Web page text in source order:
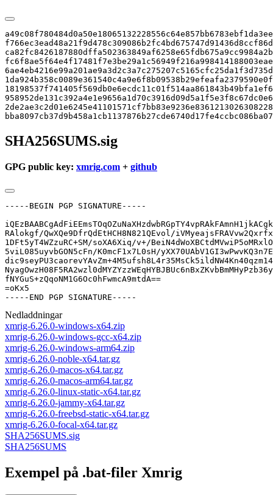
SHA256SUMS.sig
GPG public key: xmrig.com + github
-----BEGIN PGP SIGNATURE-----
RAlokgf/QwXQe9DfrQdEtHCH8N821QEvol/
1DFt5yT4WZzuRC+SM/soXA6Xiq/v+/
5viL085uyvbGON5cFn/K0mcF1x7L0sH/
fNYGuS+zQqoNM1G6Oc0hFwmcA9mtdA==
=oKx5
-----END PGP SIGNATURE-----
Nedladdningar
xmrig-6.26.0-windows-x64.zip
xmrig-6.26.0-windows-gcc-x64.zip
xmrig-6.26.0-windows-arm64.zip
xmrig-6.26.0-noble-x64.tar.gz
xmrig-6.26.0-macos-x64.tar.gz
xmrig-6.26.0-macos-arm64.tar.gz
xmrig-6.26.0-linux-static-x64.tar.gz
xmrig-6.26.0-jammy-x64.tar.gz
xmrig-6.26.0-freebsd-static-x64.tar.gz
xmrig-6.26.0-focal-x64.tar.gz
SHA256SUMS.sig
SHA256SUMS
Exempel på .bat-filer Xmrig